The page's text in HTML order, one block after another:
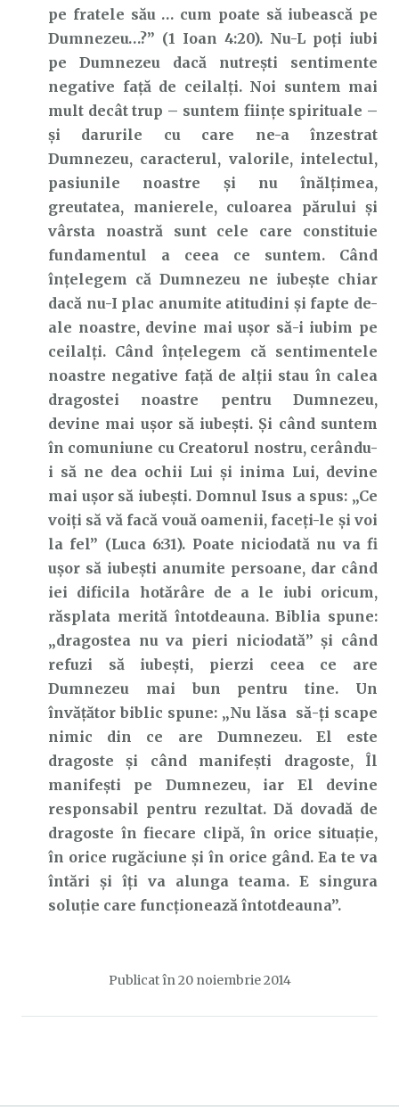
pe fratele său … cum poate să iubească pe
Dumnezeu…?” (1 Ioan 4:20). Nu-L poți iubi
pe Dumnezeu dacă nutrești sentimente
negative față de ceilalți. Noi suntem mai
mult decât trup – suntem ființe spirituale –
și darurile cu care ne-a înzestrat
Dumnezeu, caracterul, valorile, intelectul,
pasiunile noastre și nu înălțimea,
greutatea, manierele, culoarea părului și
vârsta noastră sunt cele care constituie
fundamentul a ceea ce suntem. Când
înțelegem că Dumnezeu ne iubește chiar
dacă nu-I plac anumite atitudini și fapte de-
ale noastre, devine mai ușor să-i iubim pe
ceilalți. Când înțelegem că sentimentele
noastre negative față de alții stau în calea
dragostei noastre pentru Dumnezeu,
devine mai ușor să iubești. Și când suntem
în comuniune cu Creatorul nostru, cerându-
i să ne dea ochii Lui și inima Lui, devine
mai ușor să iubești. Domnul Isus a spus: „Ce
voiţi să vă facă vouă oamenii, faceţi-le şi voi
la fel” (Luca 6:31). Poate niciodată nu va fi
ușor să iubești anumite persoane, dar când
iei dificila hotărâre de a le iubi oricum,
răsplata merită întotdeauna. Biblia spune:
„dragostea nu va pieri niciodată” și când
refuzi să iubești, pierzi ceea ce are
Dumnezeu mai bun pentru tine. Un
învățător biblic spune: „Nu lăsa să-ți scape
nimic din ce are Dumnezeu. El este
dragoste și când manifești dragoste, Îl
manifești pe Dumnezeu, iar El devine
responsabil pentru rezultat. Dă dovadă de
dragoste în fiecare clipă, în orice situație,
în orice rugăciune și în orice gând. Ea te va
întări și îți va alunga teama. E singura
soluție care funcționează întotdeauna”.
Publicat în 20 noiembrie 2014